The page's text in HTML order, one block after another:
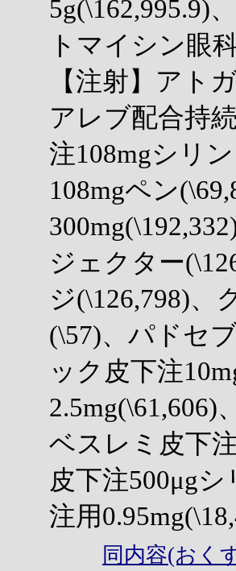
5g(\162,995.9)
トマイシン眼
【注射】アト
アレブ配合持
注108mgシリ
108mgペン
ジェクター
ジ(\126,798)、
(\57)、パドセ
ック皮下注
2.5mg(\61,606)
ベスレミ皮下
皮下注500μg
注用
同内容(おく